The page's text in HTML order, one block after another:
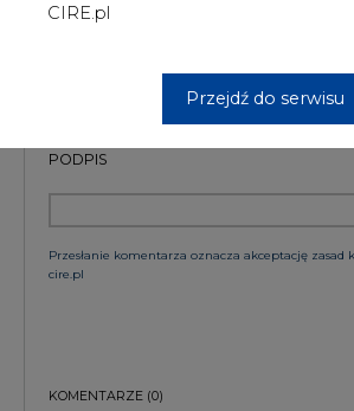
CIRE.pl
Przejdź do serwisu
PODPIS
Przesłanie komentarza oznacza akceptację zasad
cire.pl
KOMENTARZE (0)